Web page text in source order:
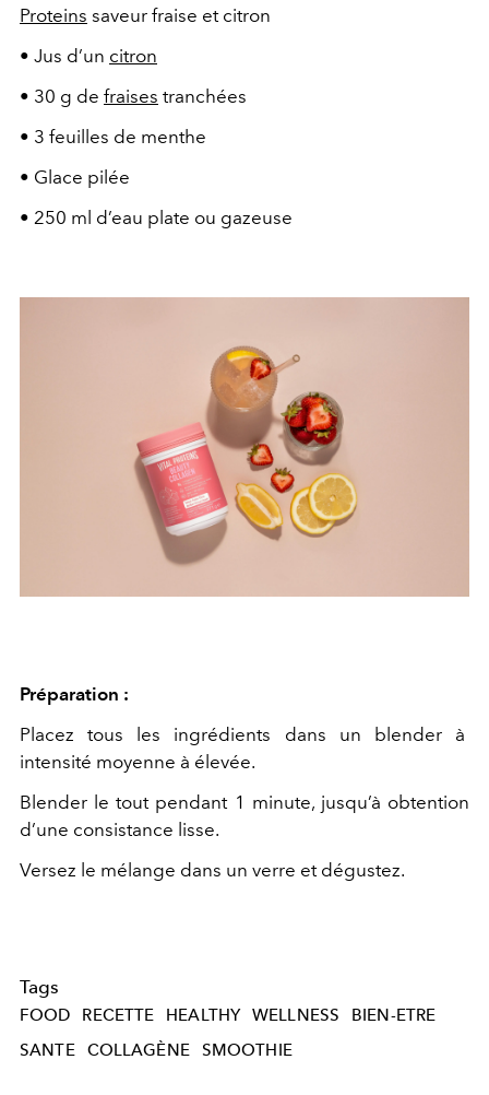
Proteins saveur fraise et citron
• Jus d’un citron
• 30 g de fraises tranchées
• 3 feuilles de menthe
• Glace pilée
• 250 ml d’eau plate ou gazeuse
Préparation :
Placez
tous les ingrédients dans un blender
à
intensité moyenne à élevée.
Blender le tout pendant 1 minute, jusqu’à obtention
d’une consistance lisse.
Versez le mélange dans un verre et dégustez.
Tags
FOOD RECETTE HEALTHY WELLNESS
BIEN-ETRE
SANTE
COLLAGÈNE SMOOTHIE